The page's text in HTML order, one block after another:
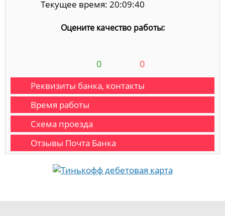
Текущее время: 20:09:40
Оцените качество работы:
0 0
Реквизиты банка, контакты
Время работы
Схема проезда
Отзывы Почта Банка